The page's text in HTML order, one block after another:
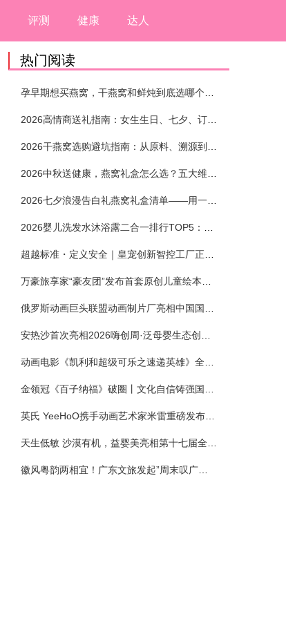
评测 健康 达人
热门阅读